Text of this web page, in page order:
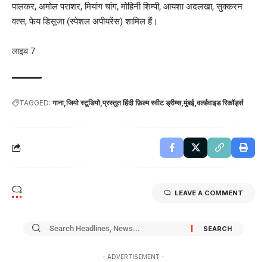
पालकर, अमोल पराशर, मियांग चांग, ​​मोहिनी शिम्पी, आयशा अदलखा, सुक्करन
वत्स, फेय डिसूजा (स्पेशल अपीयरेंस) शामिल हैं।
लाइव 7
TAGGED: गाना जियो स्टूडियो प्रस्तुत हिंदी फ़िल्म स्वीट ड्रीम्स मुंबई वर्ल्डवाइड रिकॉर्ड्स
LEAVE A COMMENT
- ADVERTISEMENT -